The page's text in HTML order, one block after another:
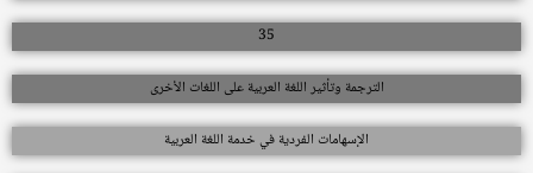
35
الترجمة وتأثير اللغة العربية على اللغات الأخرى
الإسهامات الفردية في خدمة اللغة العربية